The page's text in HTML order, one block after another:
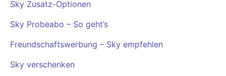
Sky Zusatz-Optionen
Sky Probeabo – So geht’s
Freundschaftswerbung – Sky empfehlen
Sky verschenken